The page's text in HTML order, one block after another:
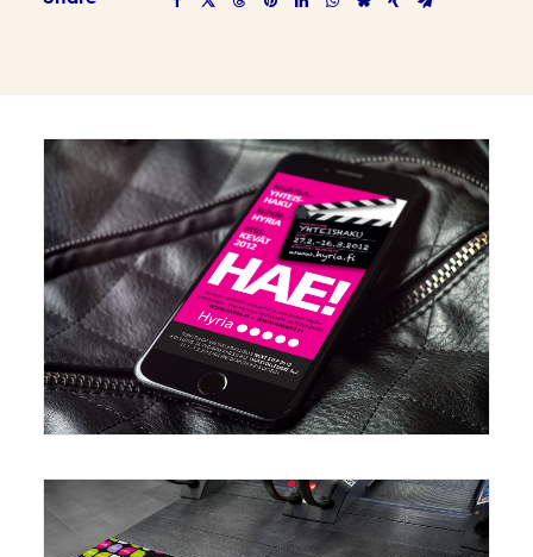
Web Mainonta/Marketing,Grafiikka/Graphics